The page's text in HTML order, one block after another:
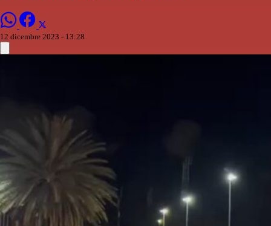
12 dicembre 2023 - 13:28